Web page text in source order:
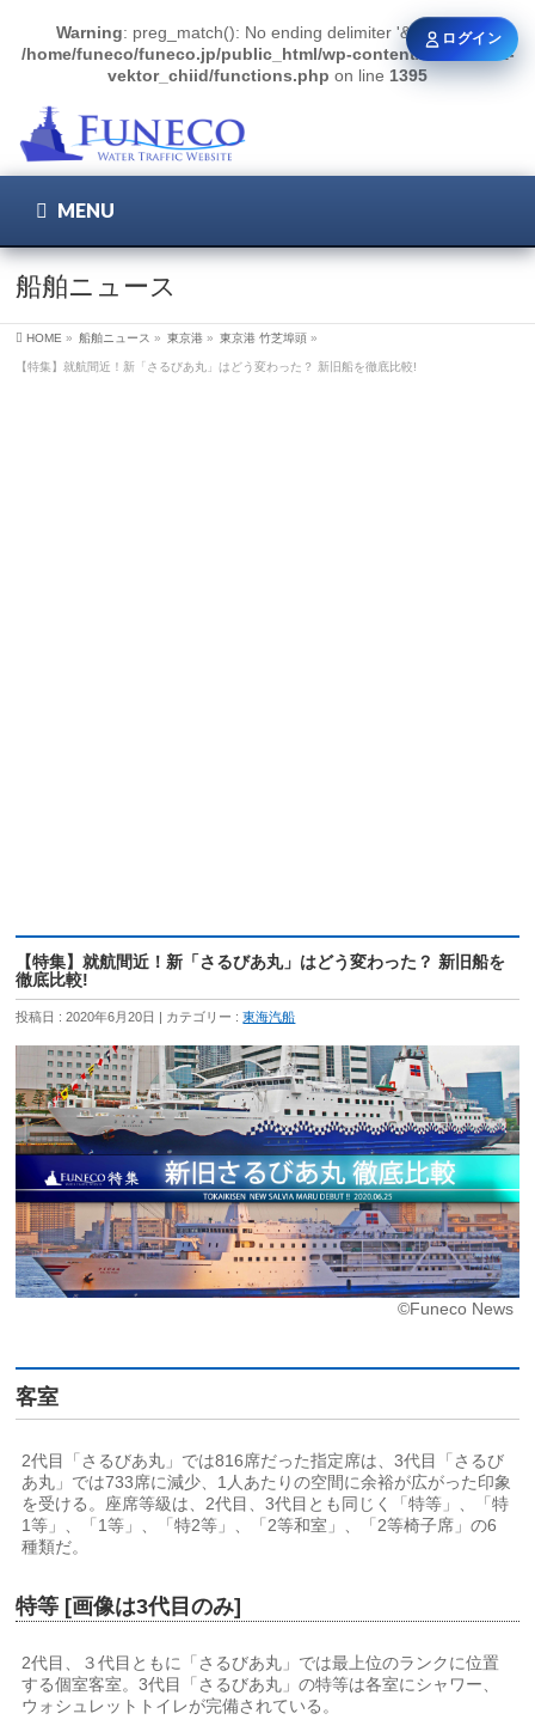
Warning: preg_match(): No ending delimiter '&' found in
/home/funeco/funeco.jp/public_html/wp-content/themes/biz-
vektor_chiid/functions.php on line 1395
MENU
船舶ニュース
HOME » 船舶ニュース » 東京港 » 東京港 竹芝埠頭 »
【特集】就航間近！新「さるびあ丸」はどう変わった？ 新旧船を徹底比較!
【特集】就航間近！新「さるびあ丸」はどう変わった？ 新旧船を
徹底比較!
投稿日 : 2020年6月20日 カテゴリー :東海汽船
©Funeco News
客室
2代目「さるびあ丸」では816席だった指定席は、3代目「さるび
あ丸」では733席に減少、1人あたりの空間に余裕が広がった印象
を受ける。座席等級は、2代目、3代目とも同じく「特等」、「特
1等」、「1等」、「特2等」、「2等和室」、「2等椅子席」の6
種類だ。
特等 [画像は3代目のみ]
2代目、３代目ともに「さるびあ丸」では最上位のランクに位置
する個室客室。3代目「さるびあ丸」の特等は各室にシャワー、
ウォシュレットトイレが完備されている。
ログイン
ユーザー名 / メール
ログイン状態を保持